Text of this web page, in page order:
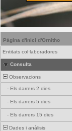
Pàgina d'inici d'Ornitho
Entitats col·laboradores
Consulta
Observacions
- Els darrers 2 dies
- Els darrers 5 dies
- Els darrers 15 dies
Dades i anàlisis